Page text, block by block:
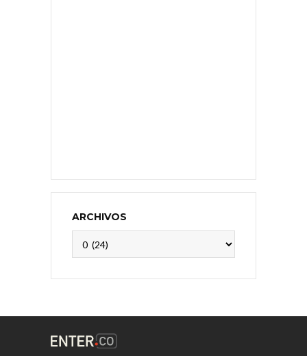
ARCHIVOS